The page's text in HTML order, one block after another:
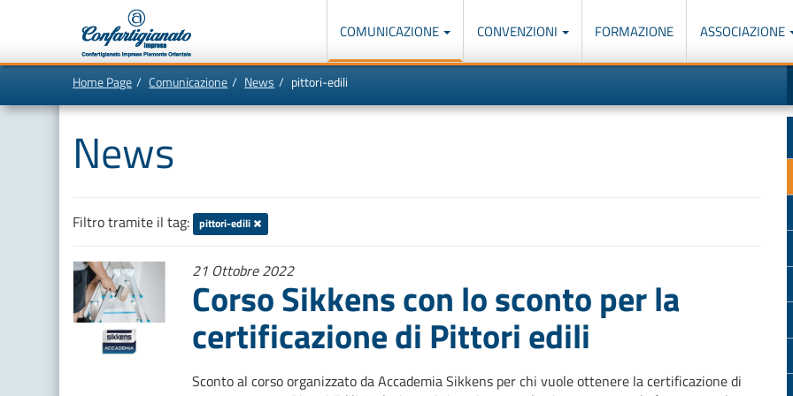
al
questa
navigazione
principale:
COMUNICAZIONE CONVENZIONI FORMAZIONE ASSOCIAZIONE
Home Page Comunicazione News pittori-edili
News
Filtro tramite il tag: pittori-edili
21 Ottobre 2022
Corso Sikkens con lo sconto per la
certificazione di Pittori edili
Sconto al corso organizzato da Accademia Sikkens per chi vuole ottenere la certificazione di